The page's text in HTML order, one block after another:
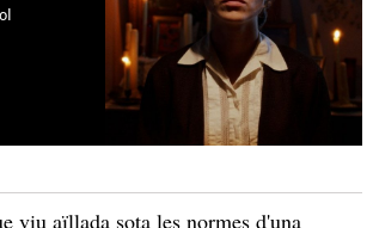
viu aïllada sota les normes d'una